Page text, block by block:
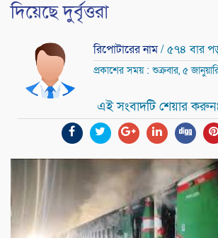
দিয়েছে দুর্বৃত্তরা
রিপোটারের নাম/ ৫৭৪ বার
প্রকাশের সময় : শুক্রবার, ৫
এই সংবাদটি শেয়ার